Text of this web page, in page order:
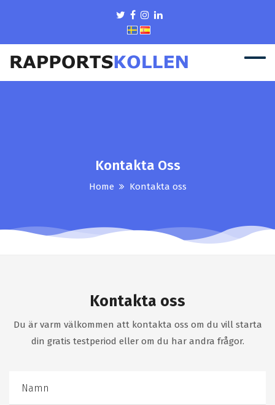
Kontakta Oss
Home Kontakta oss
Kontakta oss
Du är varm välkommen att kontakta oss om du vill starta
din gratis testperiod eller om du har andra frågor.